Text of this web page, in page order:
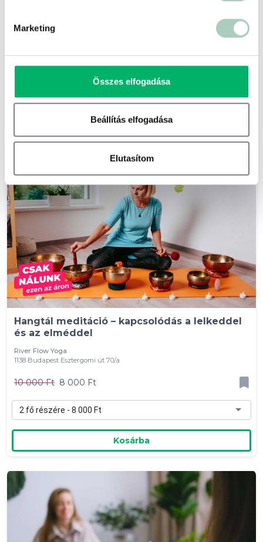
Marketing
Összes elfogadása
Beállítás elfogadása
Elutasítom
1025 Budapest Csévi u. 6.
22 900 Ft 8 890 Ft
1 fő részére - 8 890 Ft
Hangtál meditáció – kapcsolódás a lelkeddel
és az elméddel
River Flow Yoga
1138 Budapest Esztergomi út 70/a
10 000 Ft 8 000 Ft
2 fő részére - 8 000 Ft
Kosárba